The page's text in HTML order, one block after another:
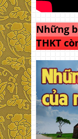
Những
THKT